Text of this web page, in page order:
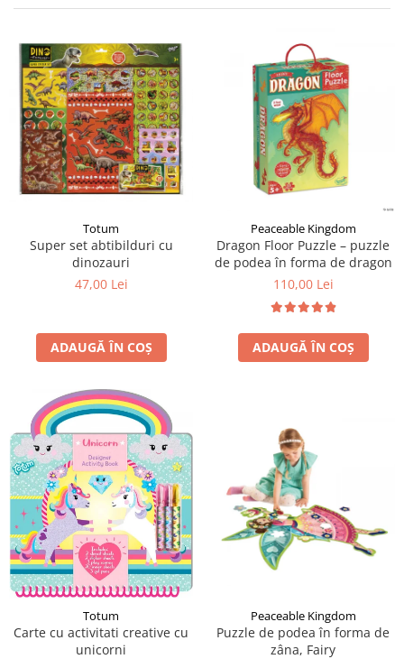
Agende
Cărţi de colorat, activități, apa
Accesorii diverse
LEGO Ninjago
LEGO Minecraft
LEGO DREAMZzz
LEGO Star Wars
LEGO Gabby s Dollhouse
LEGO Harry Potter
LEGO Marvel Super Heroes
LEGO Super Heroes DC
LEGO Super Mario
LEGO Sonic the Hedgehog
LEGO Wicked
LEGO Animal Crossing
LEGO Art
LEGO Creator Expert
LEGO Architecture
LEGO Ideas
LEGO Speed Champions
Totum
Super set abtibilduri cu
dinozauri
47,00 Lei
ADAUGĂ ÎN COȘ
Peaceable Kingdom
Dragon Floor Puzzle – puzzle
de podea în forma de dragon
110,00 Lei
ADAUGĂ ÎN COȘ
Totum
Carte cu activitati creative cu
unicorni
Peaceable Kingdom
Puzzle de podea în forma de
zâna, Fairy